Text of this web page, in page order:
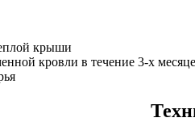
крыши
кровли в течение 3-х